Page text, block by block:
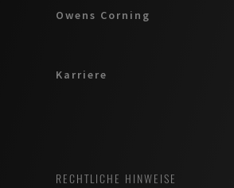
Owens Corning
Karriere
RECHTLICHE HINWEISE